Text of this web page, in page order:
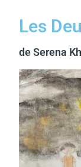
Les
de Serena